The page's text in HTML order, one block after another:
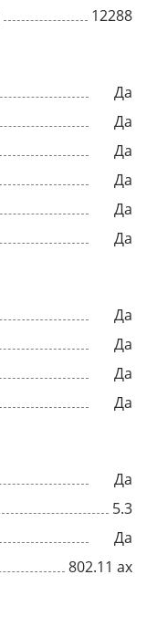
12288
Да
Да
Да
Да
Да
Да
Да
Да
Да
Да
Да
5.3
Да
802.11 ax